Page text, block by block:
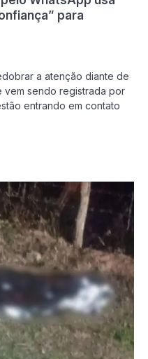
para
a atenção diante de
vem sendo registrada por
entrando em contato